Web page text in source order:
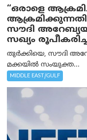
“ഒരാളെ
സൗദി
സഖ്യം
തുർക്കിയെ, സൗദി
മക്കയിൽ സംയുക്ത...
MIDDLE EAST/GULF